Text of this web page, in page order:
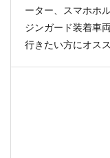
ーター、スマホホ
ジンガード装着車
行きたい方にオスス